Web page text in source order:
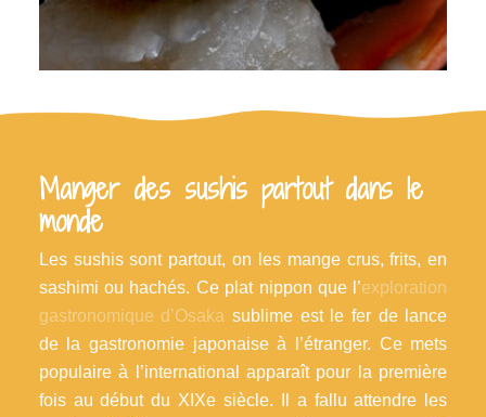
Manger des sushis partout dans le
monde
Les sushis sont partout, on les mange crus, frits, en
sashimi ou hachés. Ce plat nippon que l’exploration
gastronomique d’Osaka sublime est le fer de lance
de la gastronomie japonaise à l’étranger. Ce mets
populaire à l’international apparaît pour la première
fois au début du XIXe siècle. Il a fallu attendre les